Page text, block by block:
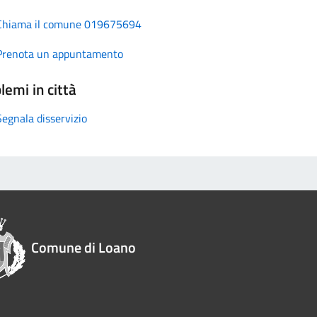
il comune 019675694
un appuntamento
in città
disservizio
Comune di Loano